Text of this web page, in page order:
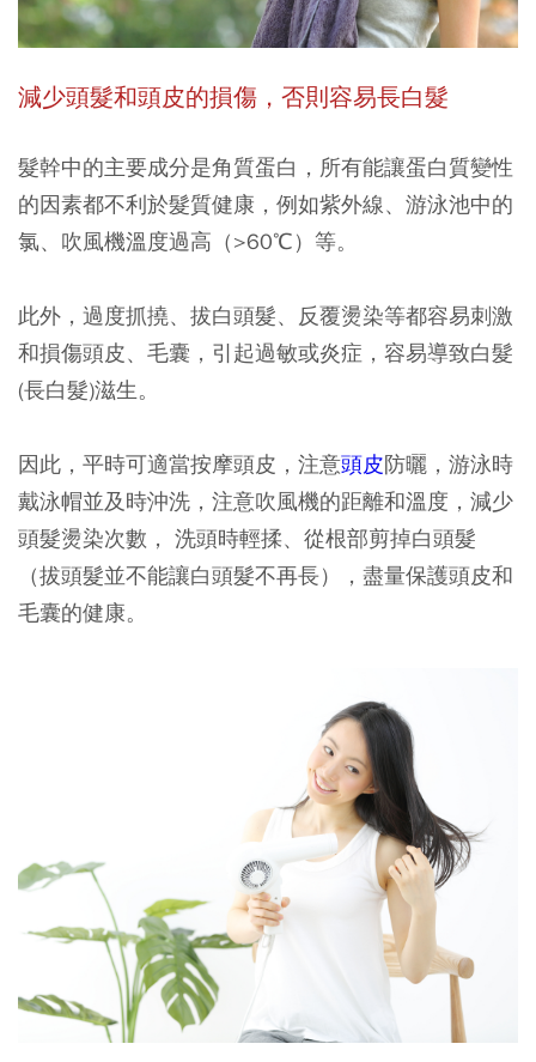
減少頭髮和頭皮的損傷，否則容易長白髮
髮幹中的主要成分是角質蛋白，所有能讓蛋白質變性
的因素都不利於髮質健康，例如紫外線、游泳池中的
氯、吹風機溫度過高（>60℃）等。
此外，過度抓撓、拔白頭髮、反覆燙染等都容易刺激
和損傷頭皮、毛囊，引起過敏或炎症，容易導致白髮
(長白髮)滋生。
因此，平時可適當按摩頭皮，注意頭皮防曬，游泳時
戴泳帽並及時沖洗，注意吹風機的距離和溫度，減少
頭髮燙染次數， 洗頭時輕揉、從根部剪掉白頭髮
（拔頭髮並不能讓白頭髮不再長），盡量保護頭皮和
毛囊的健康。